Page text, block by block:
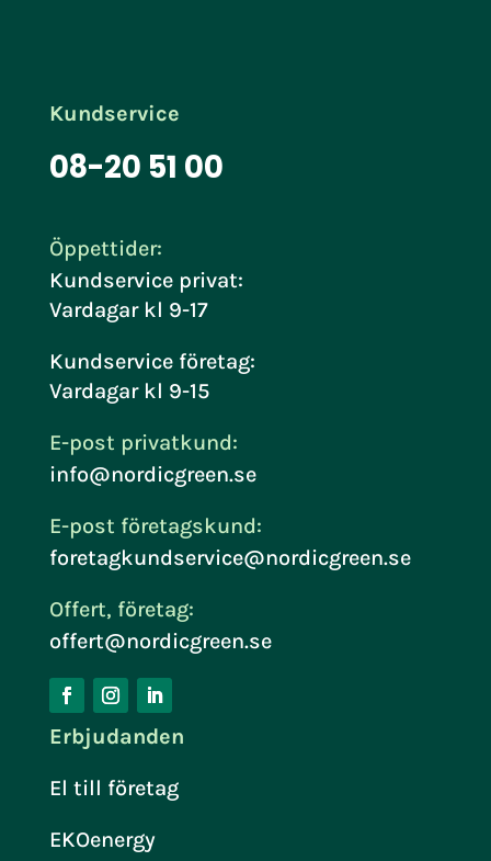
Kundservice
08-20 51 00
Öppettider:
Kundservice privat:
Vardagar kl 9-17
Kundservice företag:
Vardagar kl 9-15
E-post privatkund:
info@nordicgreen.se
E-post företagskund:
foretagkundservice@nordicgreen.se
Offert, företag:
offert@nordicgreen.se
Erbjudanden
El till företag
EKOenergy